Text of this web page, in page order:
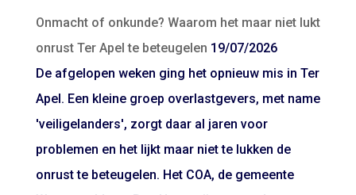
Onmacht of onkunde? Waarom het maar niet lukt
onrust Ter Apel te beteugelen 19/07/2026
De afgelopen weken ging het opnieuw mis in Ter
Apel. Een kleine groep overlastgevers, met name
'veiligelanders', zorgt daar al jaren voor
problemen en het lijkt maar niet te lukken de
onrust te beteugelen. Het COA, de gemeente